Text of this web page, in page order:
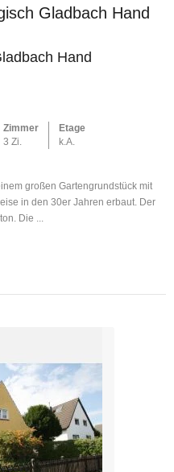
Gladbach Hand
Hand
Zimmer
3 Zi.
Etage
k.A.
großen Gartengrundstück mit
in den 30er Jahren erbaut. Der
Die ...